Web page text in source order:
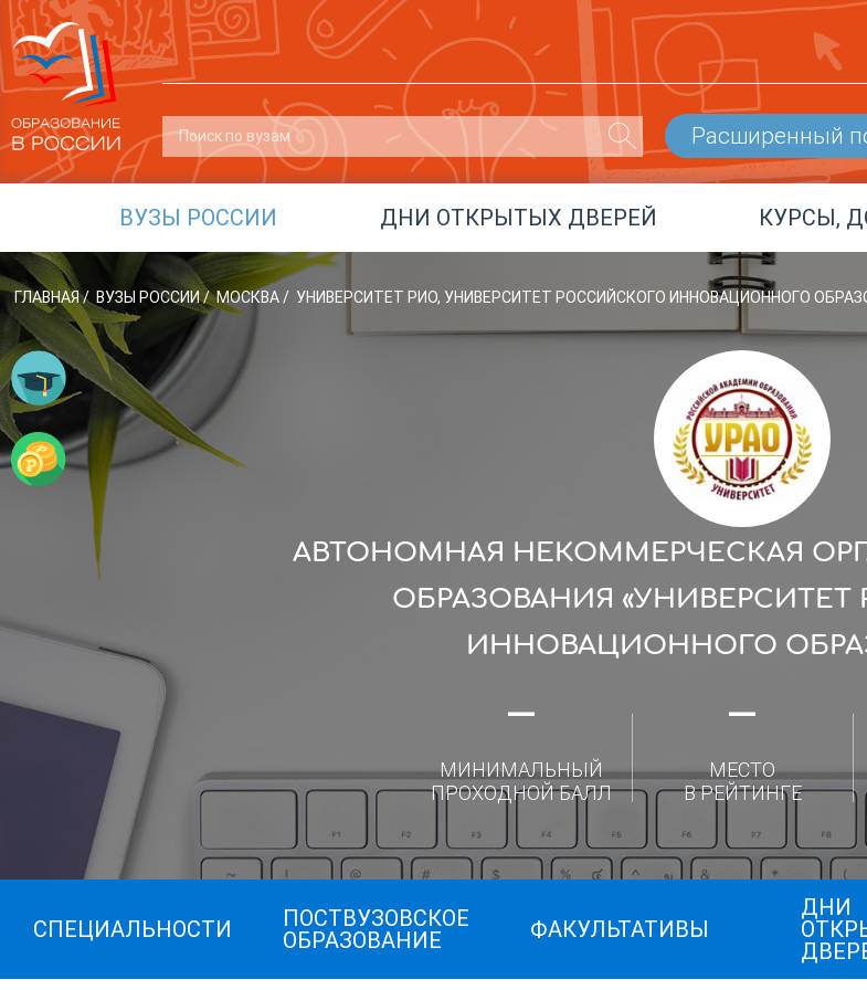
Расширенный
ВУЗЫ РОССИИ ДНИ ОТКРЫТЫХ ДВЕРЕЙ КУРСЫ,
ГЛАВНАЯ/ ВУЗЫ РОССИИ/ МОСКВА/ УНИВЕРСИТЕТ РИО, УНИВЕРСИТЕТ РОССИЙСКОГО ИННОВАЦИОННОГО
АВТОНОМНАЯ НЕКОММЕРЧЕСКАЯ
ОБРАЗОВАНИЯ
ИННОВАЦИОННОГО
—
МИНИМАЛЬНЫЙ
ПРОХОДНОЙ БАЛЛ
—
МЕСТО
В РЕЙТИНГЕ
СПЕЦИАЛЬНОСТИ
ПОСТВУЗОВСКОЕ
ОБРАЗОВАНИЕ
ФАКУЛЬТАТИВЫ
ДНИ